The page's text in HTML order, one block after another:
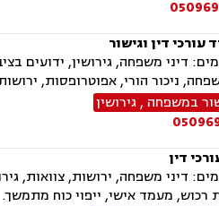
עורכי דין וגישור
דיני משפחה, גירושין, ידועים
ניכור הורי, אפוטרופסות,
במשפחה ,גירושין
דין
דיני משפחה, ירושות, צוואות,
רכוש, מעמד אישי, ייפוי כוח מתמשך.